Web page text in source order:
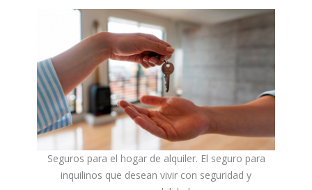
Seguros para el hogar de alquiler. El seguro para
inquilinos que desean vivir con seguridad y